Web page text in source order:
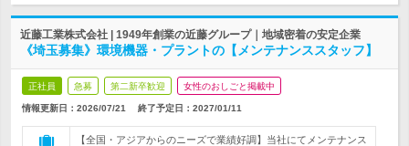
近藤工業株式会社 | 1949年創業の近藤グループ｜地域密着の安定企業
《埼玉募集》環境機器・プラントの【メンテナンススタッフ】
正社員 急募 第二新卒歓迎 女性のおしごと掲載中
情報更新日：2026/07/21 終了予定日： 2027/01/11
【全国・アジアからのニーズで業績好調】当社にてメンテナンス